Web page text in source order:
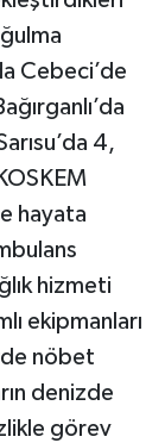
Cebeci’de
4,
hayata
hizmeti
ekipmanları
nöbet
denizde
görev